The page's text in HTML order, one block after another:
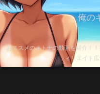
俺の
おススメのオトナの動画を紹介！
ィリエイト